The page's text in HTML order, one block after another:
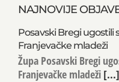
NAJNOVIJE
Posavski Bregi ugostili
Franjevačke mladeži
Župa Posavski Bregi
Franjevačke mladeži [...]